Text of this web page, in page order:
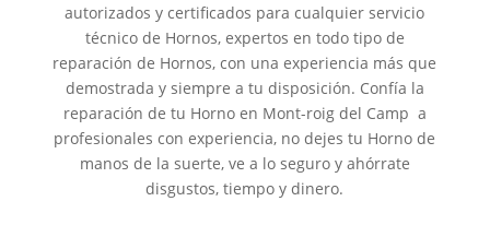
autorizados y certificados para cualquier servicio
técnico de Hornos, expertos en todo tipo de
reparación de Hornos, con una experiencia más que
demostrada y siempre a tu disposición. Confía la
reparación de tu Horno en Mont-roig del Camp a
profesionales con experiencia, no dejes tu Horno de
manos de la suerte, ve a lo seguro y ahórrate
disgustos, tiempo y dinero.